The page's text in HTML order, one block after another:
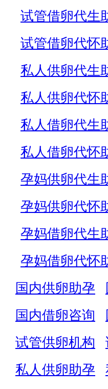
试管借卵代生
试管借卵代怀
私人供卵代生
私人供卵代怀
私人借卵代生
私人借卵代怀
孕妈供卵代生
孕妈供卵代怀
孕妈借卵代生
孕妈借卵代怀
国内供卵助孕
国内借卵咨询
试管供卵机构
私人供卵助孕